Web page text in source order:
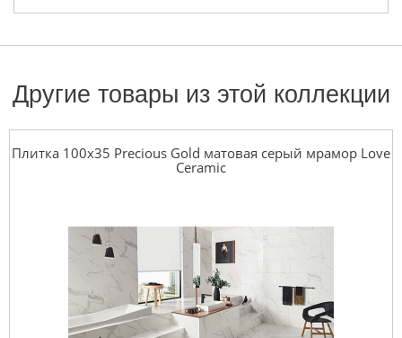
Другие товары из этой коллекции
Плитка 100x35 Precious Gold матовая серый мрамор Love
Ceramic